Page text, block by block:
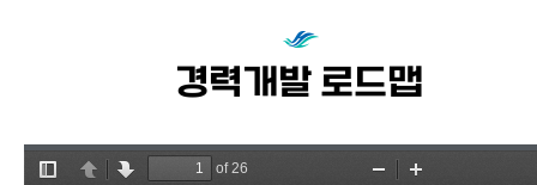
경력개발 로드맵